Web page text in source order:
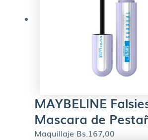
MAYBELINE
Mascara de
Maquillaje Bs.167,00